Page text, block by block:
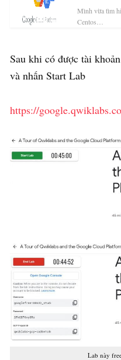
Mình vừa tìm
Centos…
Sau khi có được tài
và nhấn Start Lab
https://
Lab này